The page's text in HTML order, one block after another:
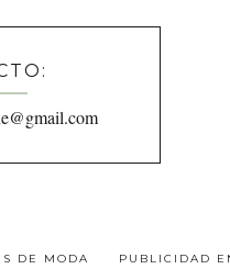
DE MODA PUBLICIDAD